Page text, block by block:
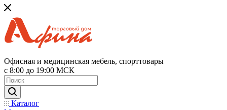
Офисная и медицинская мебель, спорттовары
с 8:00 до 19:00 МСК
Каталог